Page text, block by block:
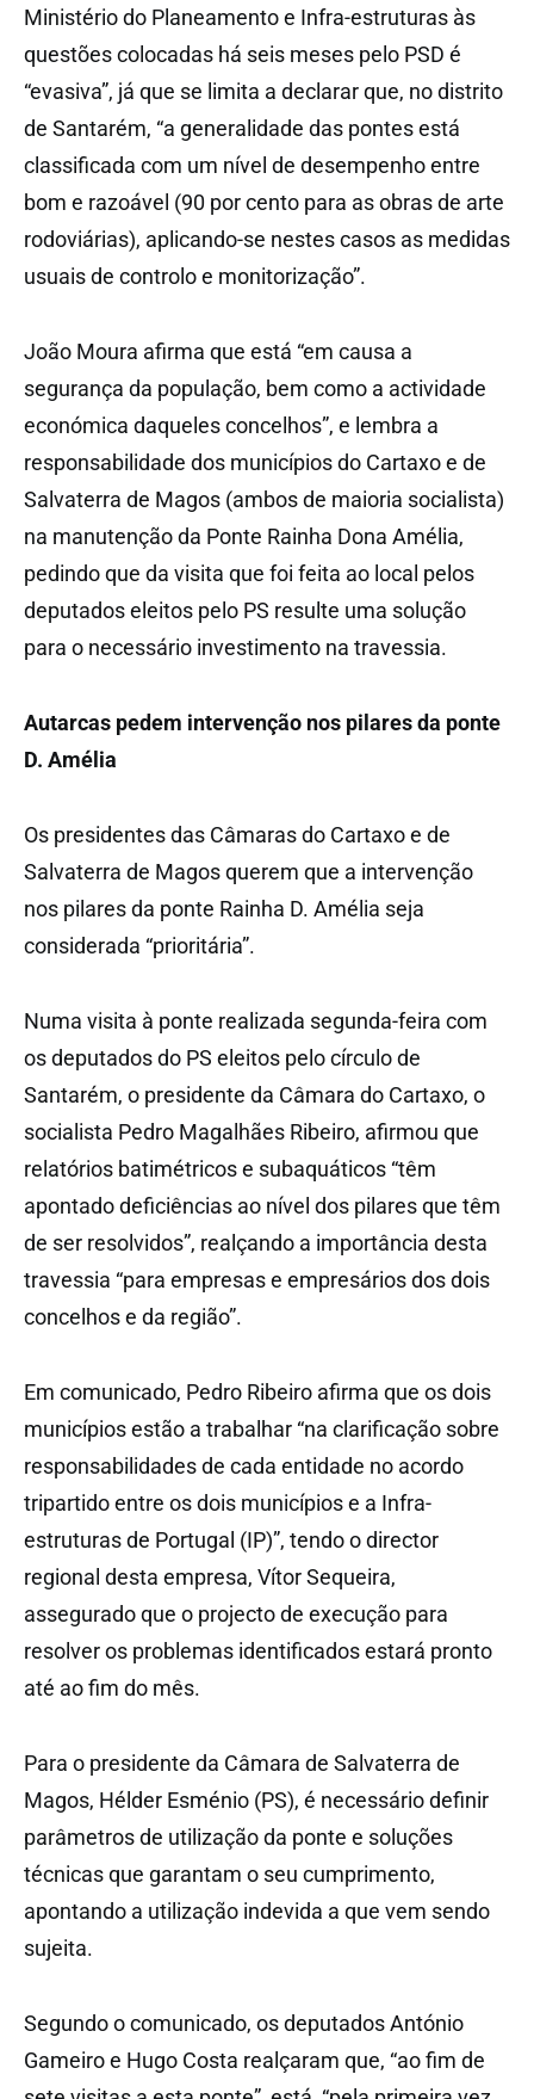
Ministério do Planeamento e Infra-estruturas às
questões colocadas há seis meses pelo PSD é
“evasiva”, já que se limita a declarar que, no distrito
de Santarém, “a generalidade das pontes está
classificada com um nível de desempenho entre
bom e razoável (90 por cento para as obras de arte
rodoviárias), aplicando-se nestes casos as medidas
usuais de controlo e monitorização”.
João Moura afirma que está “em causa a
segurança da população, bem como a actividade
económica daqueles concelhos”, e lembra a
responsabilidade dos municípios do Cartaxo e de
Salvaterra de Magos (ambos de maioria socialista)
na manutenção da Ponte Rainha Dona Amélia,
pedindo que da visita que foi feita ao local pelos
deputados eleitos pelo PS resulte uma solução
para o necessário investimento na travessia.
Autarcas pedem intervenção nos pilares da ponte
D. Amélia
Os presidentes das Câmaras do Cartaxo e de
Salvaterra de Magos querem que a intervenção
nos pilares da ponte Rainha D. Amélia seja
considerada “prioritária”.
Numa visita à ponte realizada segunda-feira com
os deputados do PS eleitos pelo círculo de
Santarém, o presidente da Câmara do Cartaxo, o
socialista Pedro Magalhães Ribeiro, afirmou que
relatórios batimétricos e subaquáticos “têm
apontado deficiências ao nível dos pilares que têm
de ser resolvidos”, realçando a importância desta
travessia “para empresas e empresários dos dois
concelhos e da região”.
Em comunicado, Pedro Ribeiro afirma que os dois
municípios estão a trabalhar “na clarificação sobre
responsabilidades de cada entidade no acordo
tripartido entre os dois municípios e a Infra-
estruturas de Portugal (IP)”, tendo o director
regional desta empresa, Vítor Sequeira,
assegurado que o projecto de execução para
resolver os problemas identificados estará pronto
até ao fim do mês.
Para o presidente da Câmara de Salvaterra de
Magos, Hélder Esménio (PS), é necessário definir
parâmetros de utilização da ponte e soluções
técnicas que garantam o seu cumprimento,
apontando a utilização indevida a que vem sendo
sujeita.
Segundo o comunicado, os deputados António
Gameiro e Hugo Costa realçaram que, “ao fim de